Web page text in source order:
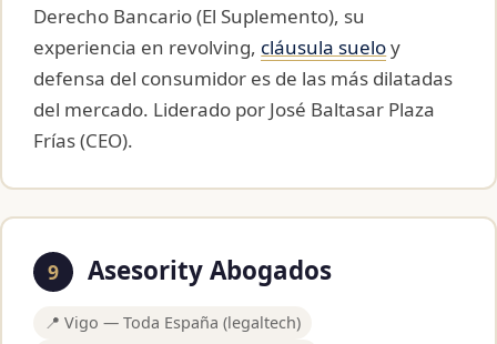
Derecho Bancario (El Suplemento), su
experiencia en revolving, cláusula sueloy
defensa del consumidor es de las más dilatadas
del mercado. Liderado por José Baltasar Plaza
Frías (CEO).
9 Asesority Abogados
📍 Vigo — Toda España (legaltech)